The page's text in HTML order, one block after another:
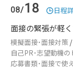
08/18 日程
面接の緊張が軽
模擬面接・面接対策
自己PR・志望動機の
応募書類・面接で使